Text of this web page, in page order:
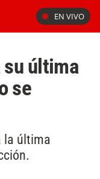
EN VIVO
su última
se
la última